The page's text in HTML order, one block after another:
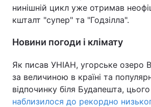
нинішній цикл уже отримав
кшталт "супер" та "Годзілла".
Новини погоди і клімату
Як писав УНІАН, угорське озеро
за величиною в країні та
відпочинку біля Будапешта, цього
наблизилося до рекордно